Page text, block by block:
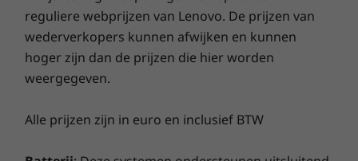
vinger. Ingebouwde kabelclips en
telefoondocks houden de kabels netjes in de
drukke werkruimte van je gezin.
Specificaties kunnen per regio/model verschillen.
Vergelijken
Winkel
reguliere webprijzen van Lenovo. De prijzen van
wederverkopers kunnen afwijken en kunnen
hoger zijn dan de prijzen die hier worden
weergegeven.
Alle prijzen zijn in euro en inclusief BTW